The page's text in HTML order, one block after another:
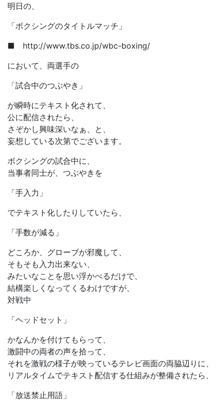
明日の、
「ボクシングのタイトルマッチ」
■ http://www.tbs.co.jp/wbc-boxing/
において、両選手の
「試合中のつぶやき」
が瞬時にテキスト化されて、
公に配信されたら、
さぞかし興味深いなぁ、と、
妄想している次第でございます。
ボクシングの試合中に、
当事者同士が、つぶやきを
「手入力」
でテキスト化したりしていたら、
「手数が減る」
どころか、グローブが邪魔して、
そもそも入力出来ない、
みたいなことを思い浮かべるだけで、
結構楽しくなってくるわけですが、
対戦中
「ヘッドセット」
かなんかを付けてもらって、
激闘中の両者の声を拾って、
それを激戦の様子が映っているテレビ画面の両脇辺りに、
リアルタイムでテキスト配信する仕組みが整備されたら、
「放送禁止用語」